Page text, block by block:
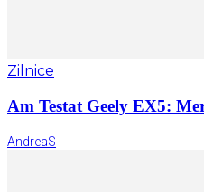
Zilnice
Am Testat Geely EX5:
AndreaS